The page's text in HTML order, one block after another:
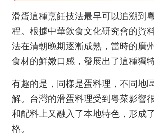
滑蛋這種烹飪技法最早可以追溯到
程。根據中華飲食文化研究會的資
法在清朝晚期逐漸成熟，當時的廣
食材的鮮嫩口感，發展出了這種獨
有趣的是，同樣是蛋料理，不同地
解。台灣的滑蛋料理受到粵菜影響
和配料上又融入了本地特色，形成
格。